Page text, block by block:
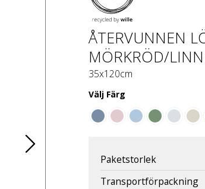
ÅTERVUNNEN
MÖRKRÖD/
35x120cm
Välj Färg
Paketstorlek
Transportförpackning